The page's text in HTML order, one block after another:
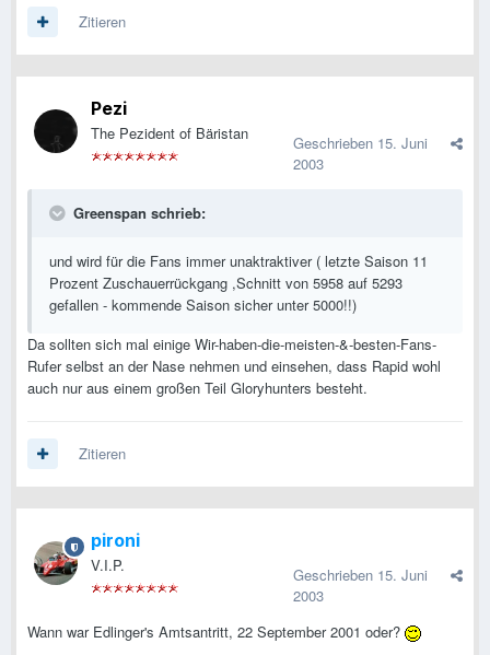
Zitieren
Pezi
The Pezident of Bäristan Geschrieben 15. Juni
2003
Greenspan schrieb:
und wird für die Fans immer unaktraktiver ( letzte Saison 11
Prozent Zuschauerrückgang ,Schnitt von 5958 auf 5293
gefallen - kommende Saison sicher unter 5000!!)
Da sollten sich mal einige Wir-haben-die-meisten-&-besten-Fans-
Rufer selbst an der Nase nehmen und einsehen, dass Rapid wohl
auch nur aus einem großen Teil Gloryhunters besteht.
Zitieren
pironi
V.I.P. Geschrieben 15. Juni
2003
Wann war Edlinger's Amtsantritt, 22 September 2001 oder?